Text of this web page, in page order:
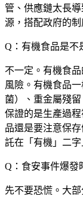
管、供應鏈太長
源，搭配政府的
Q：有機食品是不
不一定。有機食
風險。有機食品
菌）、重金屬殘
保證的是生產過
品還是要注意保
託在「有機」二
Q：食安事件爆發
先不要恐慌。大